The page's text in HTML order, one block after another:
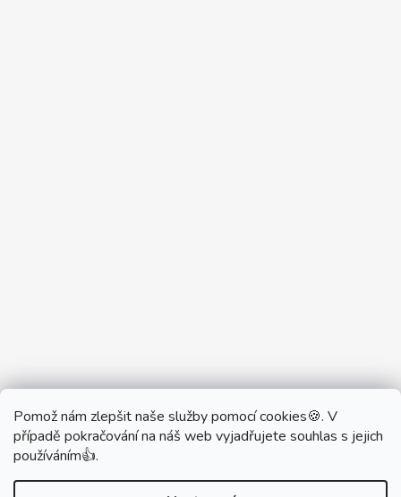
Pomož nám zlepšit naše služby pomocí cookies🍪. V
případě pokračování na náš web vyjadřujete souhlas s jejich
používáním👍.
Partner Showroom MONOBRAND
Partner Eshop Monobrand.online